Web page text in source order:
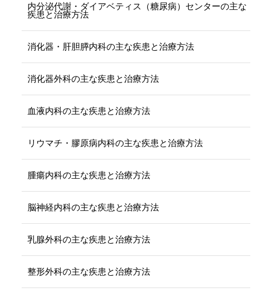
内分泌代謝・ダイアベティス（糖尿病）センターの主な
疾患と治療方法
消化器・肝胆膵内科の主な疾患と治療方法
消化器外科の主な疾患と治療方法
血液内科の主な疾患と治療方法
リウマチ・膠原病内科の主な疾患と治療方法
腫瘍内科の主な疾患と治療方法
脳神経内科の主な疾患と治療方法
乳腺外科の主な疾患と治療方法
整形外科の主な疾患と治療方法